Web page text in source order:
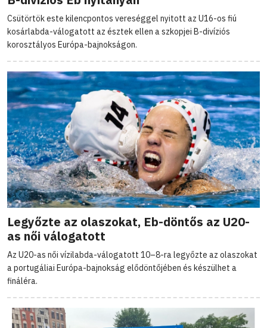
Csütörtök este kilencpontos vereséggel nyitott az U16-os fiú
kosárlabda-válogatott az észtek ellen a szkopjei B-divíziós
korosztályos Európa-bajnokságon.
Legyőzte az olaszokat, Eb-döntős az U20-
as női válogatott
Az U20-as női vízilabda-válogatott 10–8-ra legyőzte az olaszokat
a portugáliai Európa-bajnokság elődöntőjében és készülhet a
fináléra.